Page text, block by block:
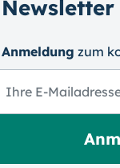
Newsletter
Anmeldung zum